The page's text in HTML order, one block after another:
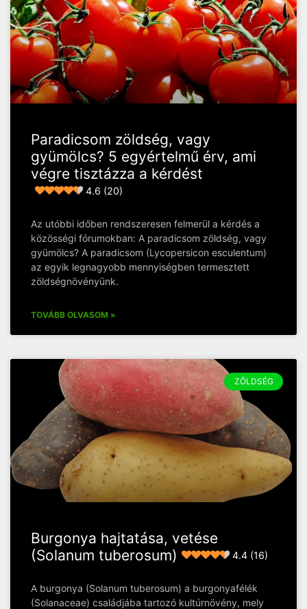
Paradicsom zöldség, vagy
gyümölcs? 5 egyértelmű érv, ami
végre tisztázza a kérdést
4.6 (20)
Az utóbbi időben rendszeresen felmerül a kérdés a
közösségi fórumokban: A paradicsom zöldség, vagy
gyümölcs? A paradicsom (Lycopersicon esculentum)
az egyik legnagyobb mennyiségben termesztett
zöldségnövényünk.
TOVÁBB OLVASOM »
ZÖLDSÉG
Burgonya hajtatása, vetése
(Solanum tuberosum)
4.4 (16)
A burgonya (Solanum tuberosum) a burgonyafélék
(Solanaceae) családjába tartozó kultúrnövény, mely